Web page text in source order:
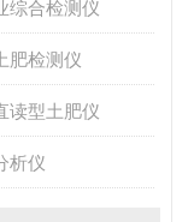
综合检测仪
肥检测仪
读型土肥仪
析仪